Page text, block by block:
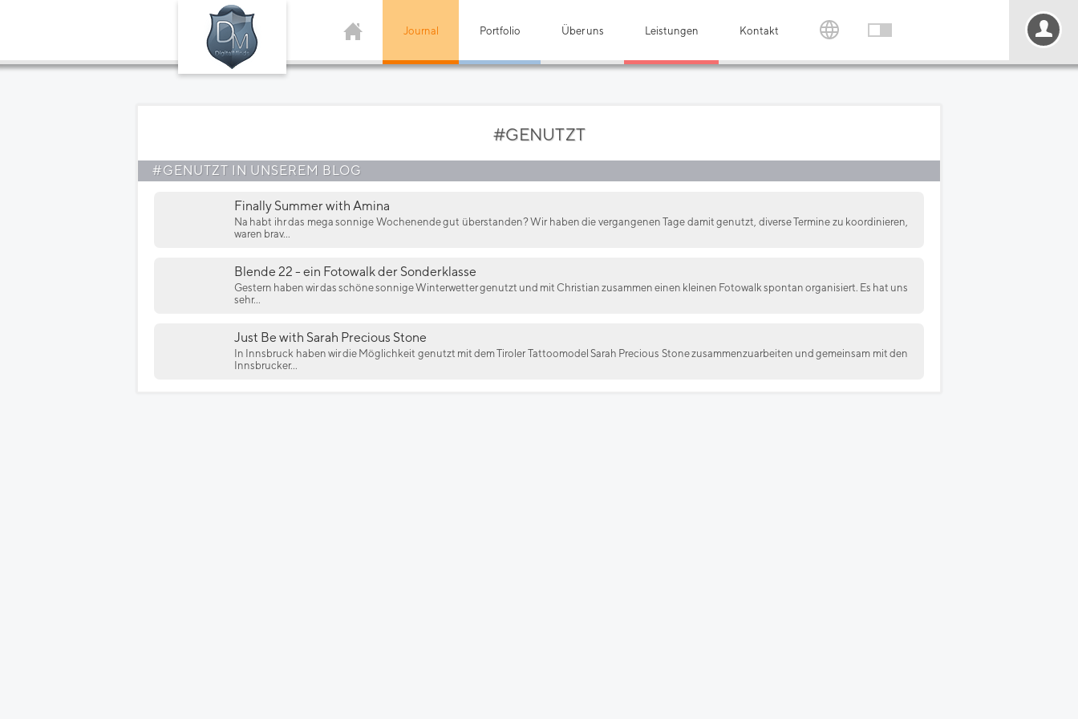
Journal Portfolio Über uns Leistungen Kontakt
#GENUTZT
#GENUTZT IN UNSEREM BLOG
Finally Summer with Amina
Na habt ihr das mega sonnige Wochenende gut überstanden? Wir haben die vergangenen Tage damit genutzt, diverse Termine zu koordinieren,
waren brav...
Blende 22 - ein Fotowalk der Sonderklasse
Gestern haben wir das schöne sonnige Winterwetter genutzt und mit Christian zusammen einen kleinen Fotowalk spontan organisiert. Es hat uns
sehr...
Just Be with Sarah Precious Stone
In Innsbruck haben wir die Möglichkeit genutzt mit dem Tiroler Tattoomodel Sarah Precious Stone zusammenzuarbeiten und gemeinsam mit den
Innsbrucker...